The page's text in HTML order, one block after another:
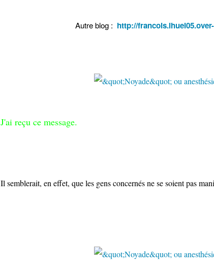
Autre blog : http://
J'ai reçu ce message.
Il semblerait, en effet, que les gens concernés ne se soient pas